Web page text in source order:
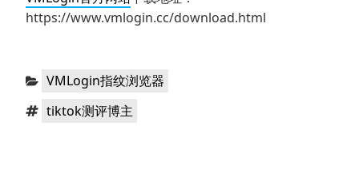
https://www.vmlogin.cc/download.html
分 VMLogin指纹浏览器
标 tiktok测评博主